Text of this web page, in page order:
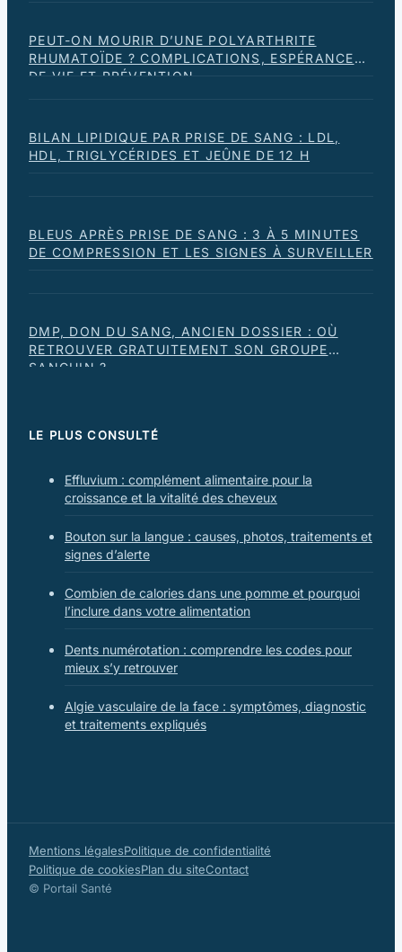
PEUT-ON MOURIR D’UNE POLYARTHRITE
RHUMATOÏDE ? COMPLICATIONS, ESPÉRANCE
DE VIE ET PRÉVENTION
BILAN LIPIDIQUE PAR PRISE DE SANG : LDL,
HDL, TRIGLYCÉRIDES ET JEÛNE DE 12 H
BLEUS APRÈS PRISE DE SANG : 3 À 5 MINUTES
DE COMPRESSION ET LES SIGNES À SURVEILLER
DMP, DON DU SANG, ANCIEN DOSSIER : OÙ
RETROUVER GRATUITEMENT SON GROUPE
SANGUIN ?
LE PLUS CONSULTÉ
Effluvium : complément alimentaire pour la
croissance et la vitalité des cheveux
Bouton sur la langue : causes, photos, traitements et
signes d’alerte
Combien de calories dans une pomme et pourquoi
l’inclure dans votre alimentation
Dents numérotation : comprendre les codes pour
mieux s’y retrouver
Algie vasculaire de la face : symptômes, diagnostic
et traitements expliqués
Mentions légalesPolitique de confidentialité
Politique de cookiesPlan du siteContact
© Portail Santé